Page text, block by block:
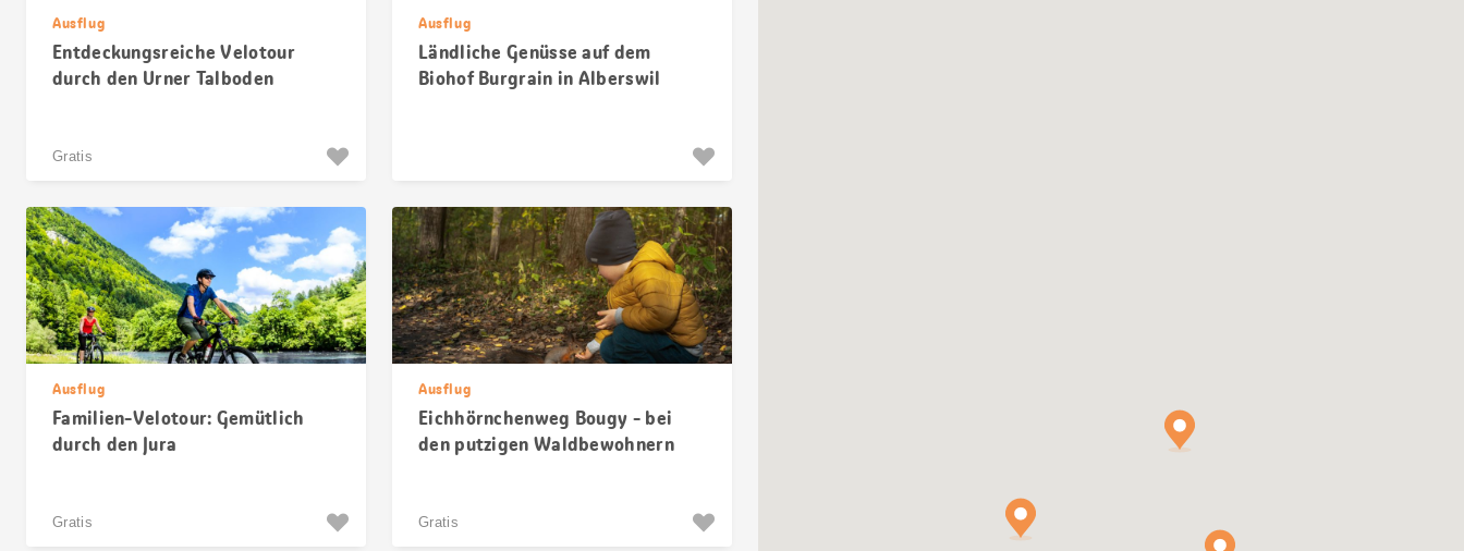
Ausflug
Entdeckungsreiche Velotour
durch den Urner Talboden
Gratis
Ausflug
Ländliche Genüsse auf dem
Biohof Burgrain in Alberswil
Ausflug
Familien-Velotour: Gemütlich
durch den Jura
Gratis
Ausflug
Eichhörnchenweg Bougy - bei
den putzigen Waldbewohnern
Gratis